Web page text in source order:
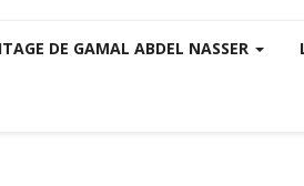
DE GAMAL ABDEL NASSER